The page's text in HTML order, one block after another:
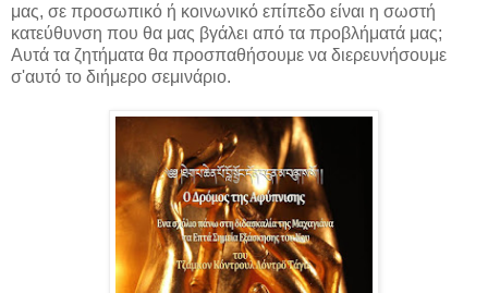
μας, σε προσωπικό ή κοινωνικό επίπεδο είναι η σωστή
κατεύθυνση που θα μας βγάλει από τα προβλήματά μας;
Αυτά τα ζητήματα θα προσπαθήσουμε να διερευνήσουμε
σ'αυτό το διήμερο σεμινάριο.